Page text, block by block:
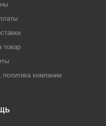
товар
компании